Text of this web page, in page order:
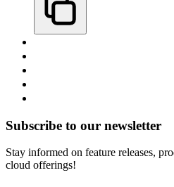
Subscribe to our newsletter
Stay informed on feature releases,
cloud offerings!